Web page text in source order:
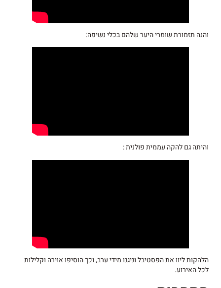
והנה תזמורת שומרי היער שלהם בכלי נשיפה:
והיתה גם להקה עממית פולנית :
הלהקות ליוו את הפסטיבל וניגנו מידי ערב, וכך הוסיפו אוירה וקלילות
לכל האירוע.